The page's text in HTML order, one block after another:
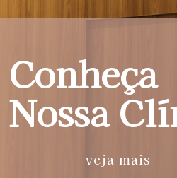
Conheça
Nossa
veja mais +